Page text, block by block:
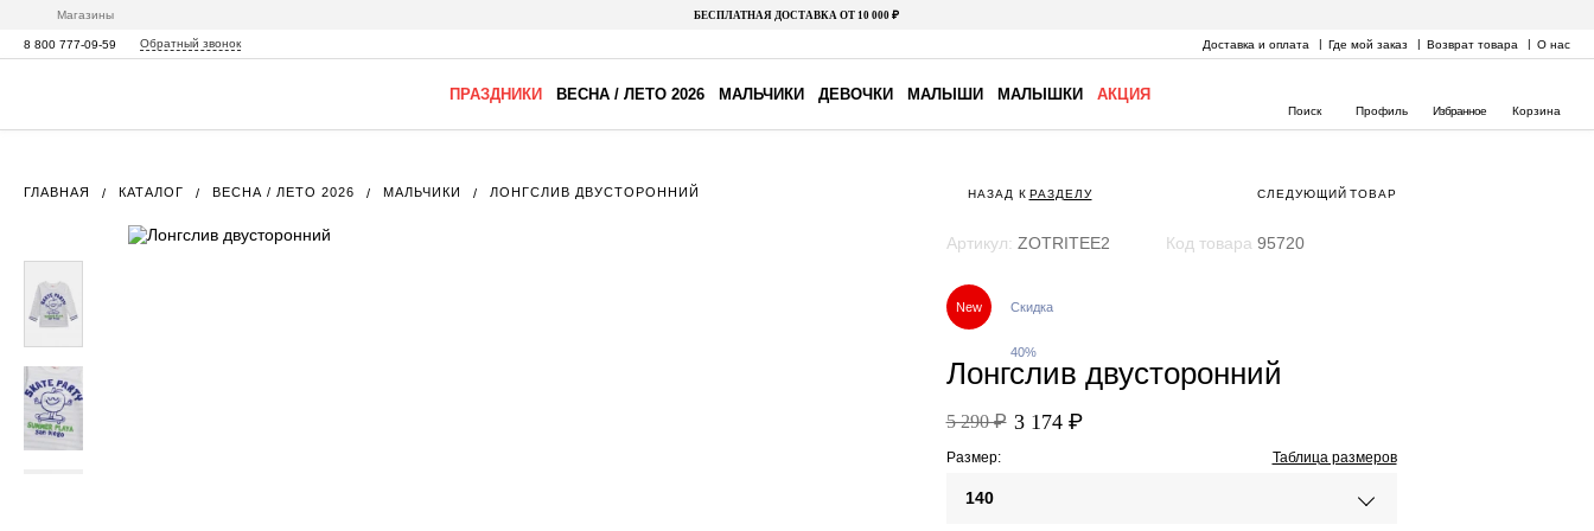
Магазины БЕСПЛАТНАЯ ДОСТАВКА ОТ 10 000 ₽
8 800 777-09-59 Обратный звонок Доставка и оплата Где мой заказ Возврат товара О нас
ПРАЗДНИКИ ВЕСНА / ЛЕТО 2026 МАЛЬЧИКИ ДЕВОЧКИ МАЛЫШИ МАЛЫШКИ АКЦИЯ
Поиск Профиль Избранное Корзина
ГЛАВНАЯ КАТАЛОГ ВЕСНА / ЛЕТО 2026 МАЛЬЧИКИ ЛОНГСЛИВ ДВУСТОРОННИЙ НАЗАД К РАЗДЕЛУ СЛЕДУЮЩИЙ ТОВАР
Артикул: ZOTRITEE2 Код товара 95720
New Скидка
40%
Лонгслив двусторонний
5 290 ₽ 3 174 ₽
Размер: Таблица размеров
140